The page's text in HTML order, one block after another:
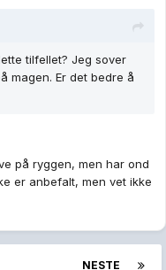
tilfellet? Jeg sover
magen. Er det bedre å
på ryggen, men har ond
er anbefalt, men vet ikke
NESTE